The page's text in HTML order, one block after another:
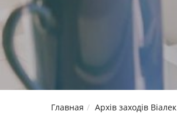
Главная Архів заходів Віалек